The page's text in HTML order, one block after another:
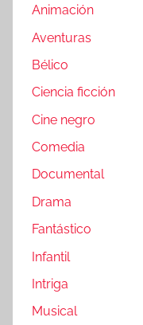
Animación
Aventuras
Bélico
Ciencia ficción
Cine negro
Comedia
Documental
Drama
Fantástico
Infantil
Intriga
Musical